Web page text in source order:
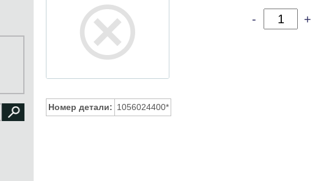
- +
Номер детали: 1056024400*